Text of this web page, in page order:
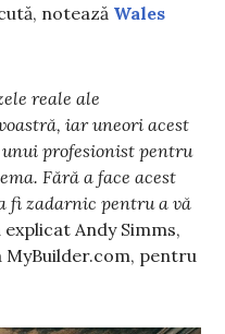
notează Wales
reale ale
iar uneori acest
profesionist pentru
Fără a face acest
fi zadarnic pentru a vă
explicat Andy Simms,
pentru